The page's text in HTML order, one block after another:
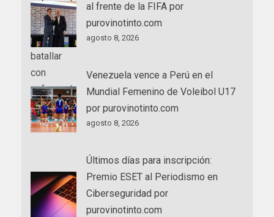
al frente de la FIFA por
purovinotinto.com
agosto 8, 2026
Venezuela vence a Perú en el
Mundial Femenino de Voleibol U17
por purovinotinto.com
agosto 8, 2026
Últimos días para inscripción:
Premio ESET al Periodismo en
Ciberseguridad por
purovinotinto.com